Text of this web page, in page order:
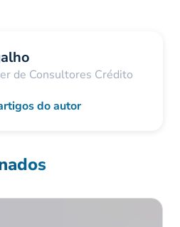
de Consultores Crédito
do autor